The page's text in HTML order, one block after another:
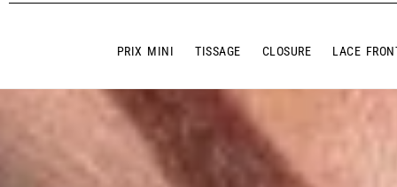
PRIX MINI TISSAGE CLOSURE LACE